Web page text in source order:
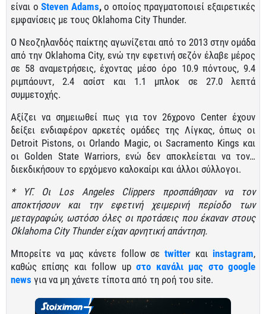
είναι οSteven Adams,ο οποίος πραγματοποιεί εξαιρετικές
εμφανίσεις με τους Oklahoma City Thunder.
Ο Νεοζηλανδός παίκτης αγωνίζεται από το 2013 στην ομάδα
από την Oklahoma City, ενώ την εφετινή σεζόν έλαβε μέρος
σε 58 αναμετρήσεις, έχοντας μέσο όρο 10.9 πόντους, 9.4
ριμπάουντ, 2.4 ασίστ και 1.1 μπλοκ σε 27.0 λεπτά
συμμετοχής.
Αξίζει να σημειωθεί πως για τον 26χρονο Center έχουν
δείξει ενδιαφέρον αρκετές ομάδες της Λίγκας, όπως οι
Detroit Pistons, οι Orlando Magic, οι Sacramento Kings και
οι Golden State Warriors, ενώ δεν αποκλείεται να τον…
διεκδικήσουν το ερχόμενο καλοκαίρι και άλλοι σύλλογοι.
* ΥΓ. Οι Los Angeles Clippers προσπάθησαν να τον
αποκτήσουν και την εφετινή χειμερινή περίοδο των
μεταγραφών, ωστόσο όλες οι προτάσεις που έκαναν στους
Oklahoma City Thunder είχαν αρνητική απάντηση.
Μπορείτε να μας κάνετε follow σεtwitter και instagram,
καθώς επίσης και follow upστο κανάλι μας στο google
news για να μη χάνετε τίποτα από τη ροή του site.